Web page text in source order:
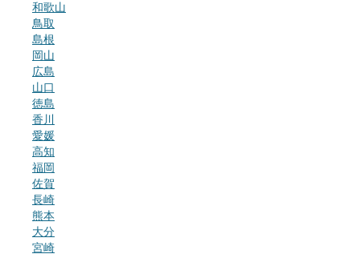
和歌山
鳥取
島根
岡山
広島
山口
徳島
香川
愛媛
高知
福岡
佐賀
長崎
熊本
大分
宮崎